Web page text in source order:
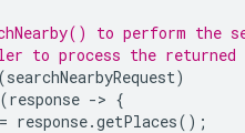
to perform the
to process the
(searchNearbyRequest)
(response -> {
= response.getPlaces();